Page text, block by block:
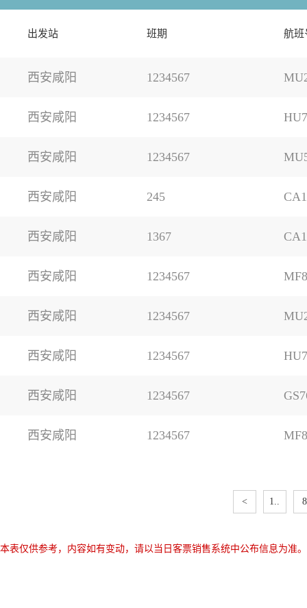
出发站 班期 航班
西安咸阳 1234567
西安咸阳 1234567
西安咸阳 1234567
西安咸阳 245
西安咸阳 1367
西安咸阳 1234567
西安咸阳 1234567
西安咸阳 1234567
西安咸阳 1234567
西安咸阳 1234567
< 1.. 8
本表仅供参考，内容如有变动，请以当日客票销售系统中公布信息为准